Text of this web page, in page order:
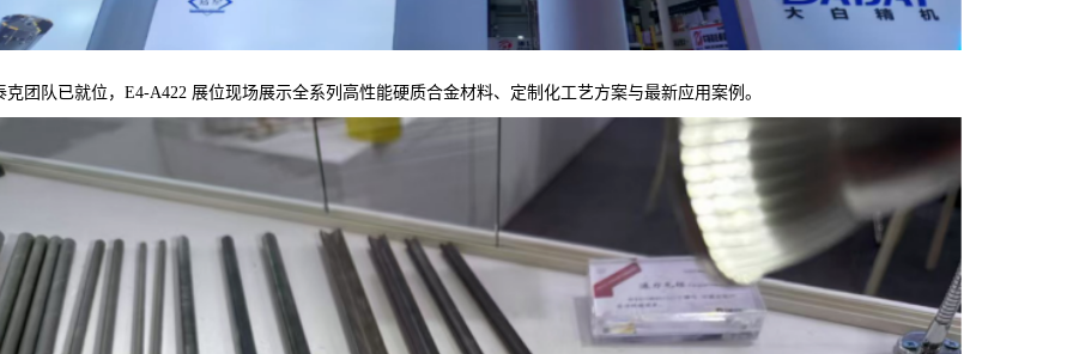
克团队已就位，E4-A422 展位现场展示全系列高性能硬质合金材料、定制化工艺方案与最新应用案例。